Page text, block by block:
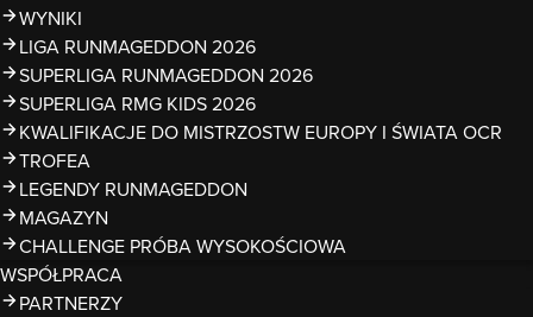
WYNIKI
LIGA RUNMAGEDDON 2026
SUPERLIGA RUNMAGEDDON 2026
SUPERLIGA RMG KIDS 2026
KWALIFIKACJE DO MISTRZOSTW EUROPY I ŚWIATA OCR
TROFEA
LEGENDY RUNMAGEDDON
MAGAZYN
CHALLENGE PRÓBA WYSOKOŚCIOWA
WSPÓŁPRACA
PARTNERZY